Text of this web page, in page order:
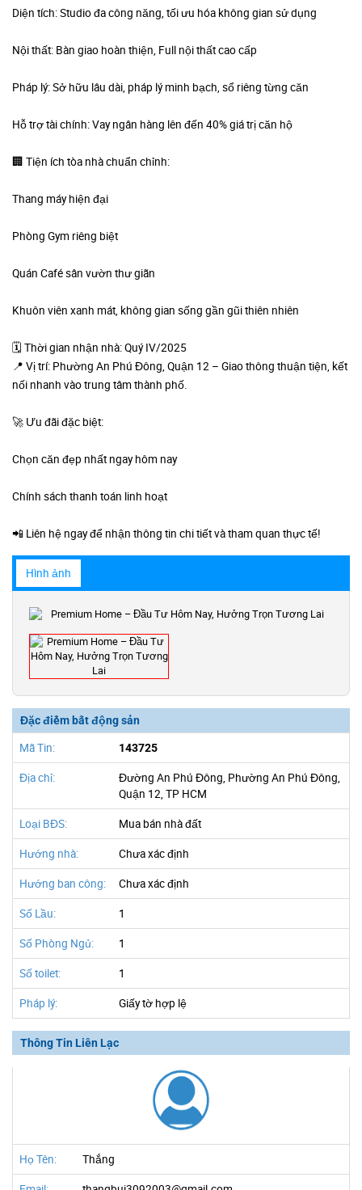
Diện tích: Studio đa công năng, tối ưu hóa không gian sử dụng
Nội thất: Bàn giao hoàn thiện, Full nội thất cao cấp
Pháp lý: Sở hữu lâu dài, pháp lý minh bạch, sổ riêng từng căn
Hỗ trợ tài chính: Vay ngân hàng lên đến 40% giá trị căn hộ
🏢 Tiện ích tòa nhà chuẩn chỉnh:
Thang máy hiện đại
Phòng Gym riêng biệt
Quán Café sân vườn thư giãn
Khuôn viên xanh mát, không gian sống gần gũi thiên nhiên
🗓 Thời gian nhận nhà: Quý IV/2025
📍 Vị trí: Phường An Phú Đông, Quận 12 – Giao thông thuận tiện, kết
nối nhanh vào trung tâm thành phố.
🚀 Ưu đãi đặc biệt:
Chọn căn đẹp nhất ngay hôm nay
Chính sách thanh toán linh hoạt
📲 Liên hệ ngay để nhận thông tin chi tiết và tham quan thực tế!
Hình ảnh
Đặc điểm bất động sản
Mã Tin: 143725
Địa chỉ:
Đường An Phú Đông, Phường An Phú Đông,
Quận 12, TP HCM
Loại BĐS: Mua bán nhà đất
Hướng nhà: Chưa xác định
Hướng ban công: Chưa xác định
Số Lầu: 1
Số Phòng Ngủ: 1
Số toilet: 1
Pháp lý: Giấy tờ hợp lệ
Thông Tin Liên Lạc
Họ Tên: Thắng